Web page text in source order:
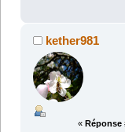
kether981
« Réponse